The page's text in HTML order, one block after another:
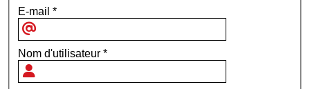
E-mail *
Nom d'utilisateur *